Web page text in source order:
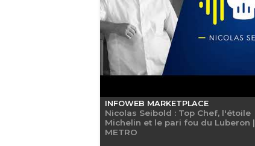
INFOWEB MARKETPLACE
Nicolas Seibold : Top Chef, l'étoile
Michelin et le pari fou du Luberon |
METRO